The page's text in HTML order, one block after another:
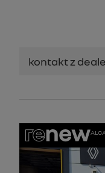
kontakt z